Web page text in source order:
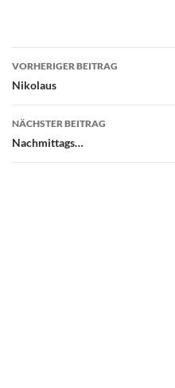
Beitragsnavigation
VORHERIGER BEITRAG
Nikolaus
NÄCHSTER BEITRAG
Nachmittags…